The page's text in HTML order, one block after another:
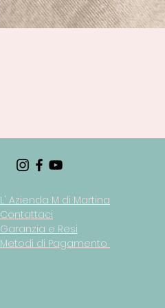
L' Azienda M di Martina
Contattaci
Garanzia e Resi
Metodi di Pagamento